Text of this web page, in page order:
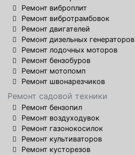
Ремонт виброплит
Ремонт вибротрамбовок
Ремонт двигателей
Ремонт дизельных генераторов
Ремонт лодочных моторов
Ремонт бензобуров
Ремонт мотопомп
Ремонт швонарезчиков
Ремонт садовой техники
Ремонт бензопил
Ремонт воздуходувок
Ремонт газонокосилок
Ремонт культиваторов
Ремонт кусторезов